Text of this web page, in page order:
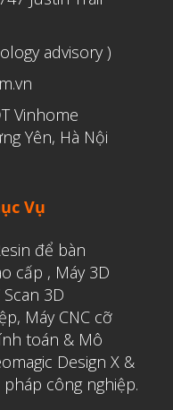
Mười 2020
Chín 2020
Tám 2020
Bảy 2020
Năm 2020
Ba 2020
Hai 2020
Một 2020
Mười Hai 2019
Mười Một 2019
advisory )
Vinhome
Yên, Hà Nội
Vụ
để bàn
cấp , Máy 3D
3D
, Máy CNC cỡ
toán & Mô
Design X &
pháp công nghiệp.